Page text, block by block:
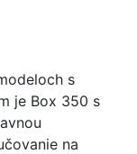
s
je Box 350 s
na